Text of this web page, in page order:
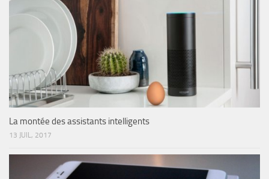
La montée des assistants intelligents
13 JUIL, 2017